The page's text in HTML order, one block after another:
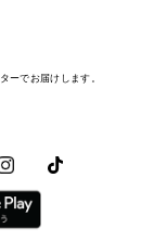
ーでお届けします。